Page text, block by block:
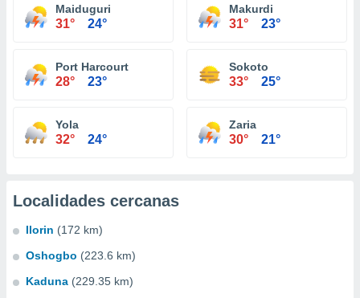
Maiduguri
31° 24°
Makurdi
31° 23°
Port Harcourt
28° 23°
Sokoto
33° 25°
Yola
32° 24°
Zaria
30° 21°
Localidades cercanas
Ilorin (172 km)
Oshogbo (223.6 km)
Kaduna (229.35 km)